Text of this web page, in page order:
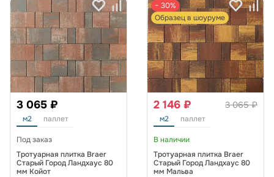
3 065 ₽
м2 паллет
Под заказ
Тротуарная плитка Braer
Старый Город Ландхаус 80
мм Койот
− 30%
Образец в шоуруме
3 065 ₽
2 146 ₽
м2 паллет
В наличии
Тротуарная плитка Braer
Старый Город Ландхаус 80
мм Мальва